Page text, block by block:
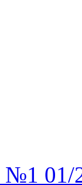
№1 01/